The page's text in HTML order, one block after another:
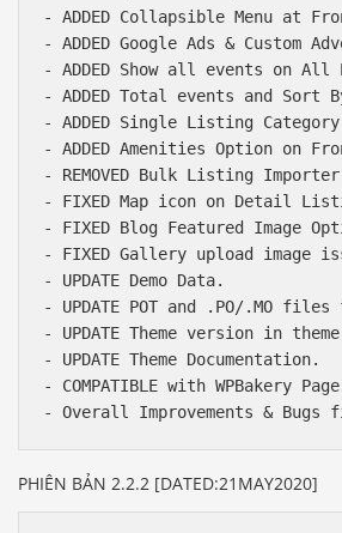
- ADDED Collapsible Menu at
- ADDED Google Ads & Custom
- ADDED Show all events on All
- ADDED Total events and Sort
- ADDED Single Listing
- ADDED Amenities Option on
- REMOVED Bulk Listing
- FIXED Map icon on Detail
- FIXED Blog Featured Image
- FIXED Gallery upload image
- UPDATE Demo Data.
- UPDATE POT and .PO/.MO
- UPDATE Theme version in
- UPDATE Theme Documentation.
- COMPATIBLE with WPBakery
PHIÊN BẢN 2.2.2 [DATED:21MAY2020]